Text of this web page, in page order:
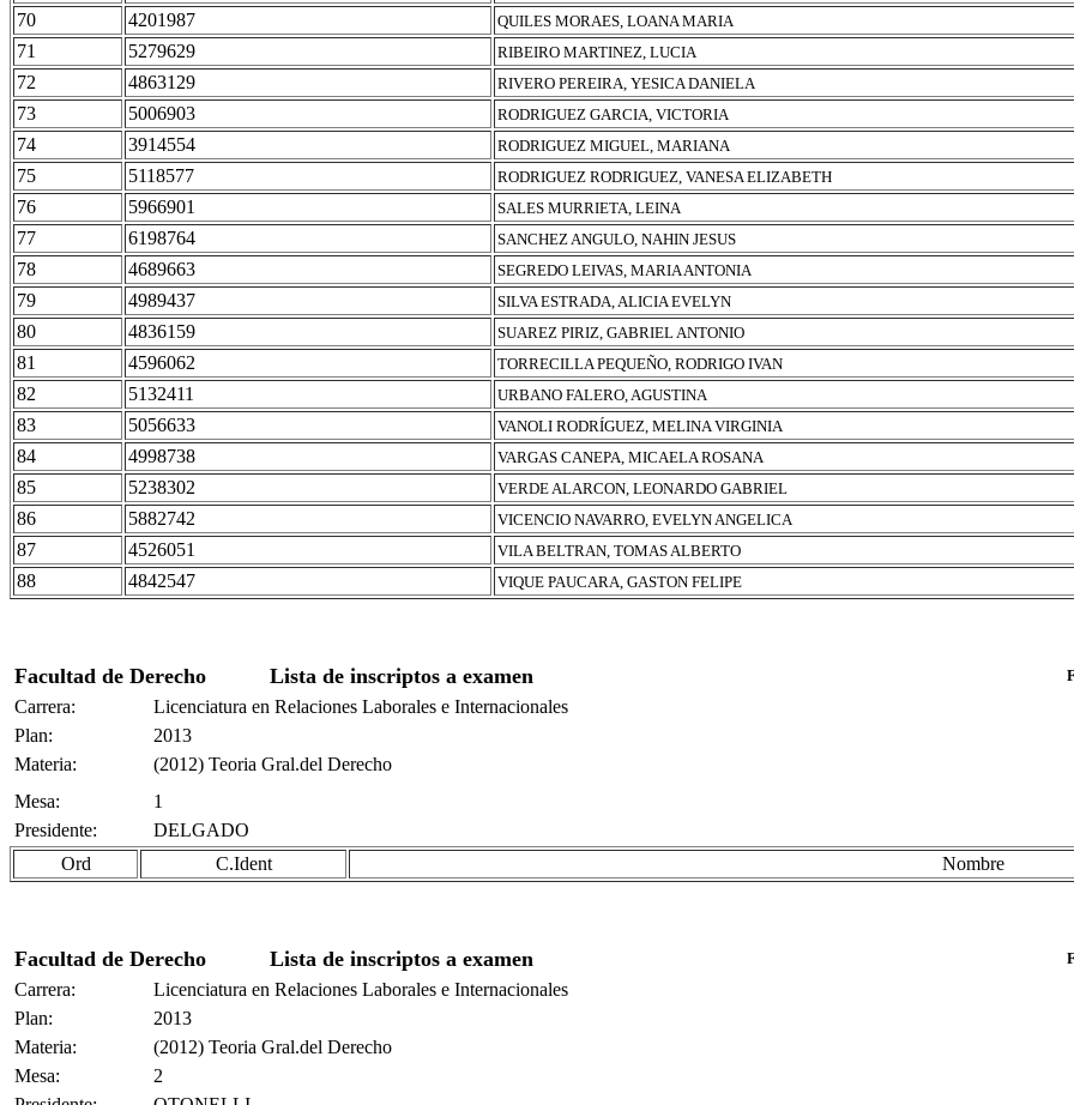
70 4201987 QUILES MORAES, LOANA MARIA
71 5279629 RIBEIRO MARTINEZ, LUCIA
72 4863129 RIVERO PEREIRA, YESICA DANIELA
73 5006903 RODRIGUEZ GARCIA, VICTORIA
74 3914554 RODRIGUEZ MIGUEL, MARIANA
75 5118577 RODRIGUEZ RODRIGUEZ, VANESA ELIZABETH
76 5966901 SALES MURRIETA, LEINA
77 6198764 SANCHEZ ANGULO, NAHIN JESUS
78 4689663 SEGREDO LEIVAS, MARIA ANTONIA
79 4989437 SILVA ESTRADA, ALICIA EVELYN
80 4836159 SUAREZ PIRIZ, GABRIEL ANTONIO
81 4596062 TORRECILLA PEQUEÑO, RODRIGO IVAN
82 5132411 URBANO FALERO, AGUSTINA
83 5056633 VANOLI RODRÍGUEZ, MELINA VIRGINIA
84 4998738 VARGAS CANEPA, MICAELA ROSANA
85 5238302 VERDE ALARCON, LEONARDO GABRIEL
86 5882742 VICENCIO NAVARRO, EVELYN ANGELICA
87 4526051 VILA BELTRAN, TOMAS ALBERTO
88 4842547 VIQUE PAUCARA, GASTON FELIPE
Facultad de Derecho Lista de inscriptos a examen
Carrera:
Licenciatura en Relaciones Laborales e Internacionales
Plan:
2013
Materia:
(2012) Teoria Gral.del Derecho
Mesa:
1
Presidente:
DELGADO
Ord
C.Ident Nombre
Facultad de Derecho Lista de inscriptos a examen
Carrera:
Licenciatura en Relaciones Laborales e Internacionales
Plan:
2013
Materia:
(2012) Teoria Gral.del Derecho
Mesa:
2